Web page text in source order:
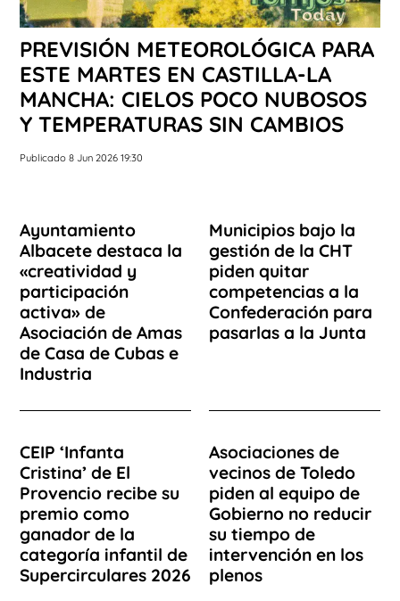
PREVISIÓN METEOROLÓGICA PARA
ESTE MARTES EN CASTILLA-LA
MANCHA: CIELOS POCO NUBOSOS
Y TEMPERATURAS SIN CAMBIOS
Publicado 8 Jun 2026 19:30
Ayuntamiento
Albacete destaca la
«creatividad y
participación
activa» de
Asociación de Amas
de Casa de Cubas e
Industria
Municipios bajo la
gestión de la CHT
piden quitar
competencias a la
Confederación para
pasarlas a la Junta
CEIP ‘Infanta
Cristina’ de El
Provencio recibe su
premio como
ganador de la
categoría infantil de
Supercirculares 2026
Asociaciones de
vecinos de Toledo
piden al equipo de
Gobierno no reducir
su tiempo de
intervención en los
plenos